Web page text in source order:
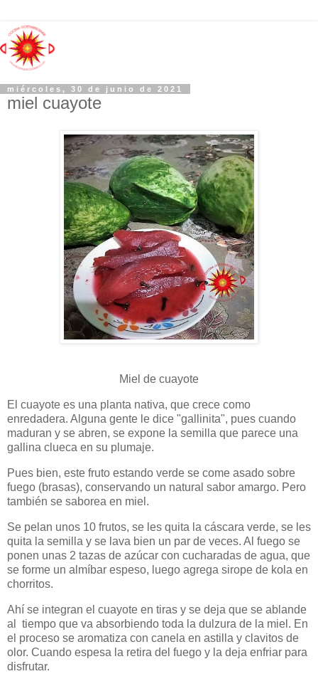
miércoles, 30 de junio de 2021
miel cuayote
Miel de cuayote
El cuayote es una planta nativa, que crece como
enredadera. Alguna gente le dice "gallinita", pues cuando
maduran y se abren, se expone la semilla que parece una
gallina clueca en su plumaje.
Pues bien, este fruto estando verde se come asado sobre
fuego (brasas), conservando un natural sabor amargo. Pero
también se saborea en miel.
Se pelan unos 10 frutos, se les quita la cáscara verde, se les
quita la semilla y se lava bien un par de veces. Al fuego se
ponen unas 2 tazas de azúcar con cucharadas de agua, que
se forme un almíbar espeso, luego agrega sirope de kola en
chorritos.
Ahí se integran el cuayote en tiras y se deja que se ablande
al
tiempo que va absorbiendo toda la dulzura de la miel. En
el proceso se aromatiza con canela en astilla y clavitos de
olor. Cuando espesa la retira del fuego y la deja enfriar para
disfrutar.